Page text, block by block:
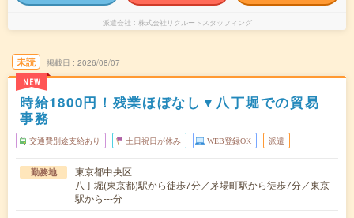
派遣会社 株式会社リクルートスタッフィング
未読
NEW
掲載日 2026/08/07
時給1800円！残業ほぼなし▼八丁堀での貿易
事務
交通費別途支給あり 土日祝日が休み WEB登録OK 派遣
勤務地
東京都中央区
八丁堀(東京都)駅から徒歩7分／茅場町駅から徒歩7分／東京
駅から---分